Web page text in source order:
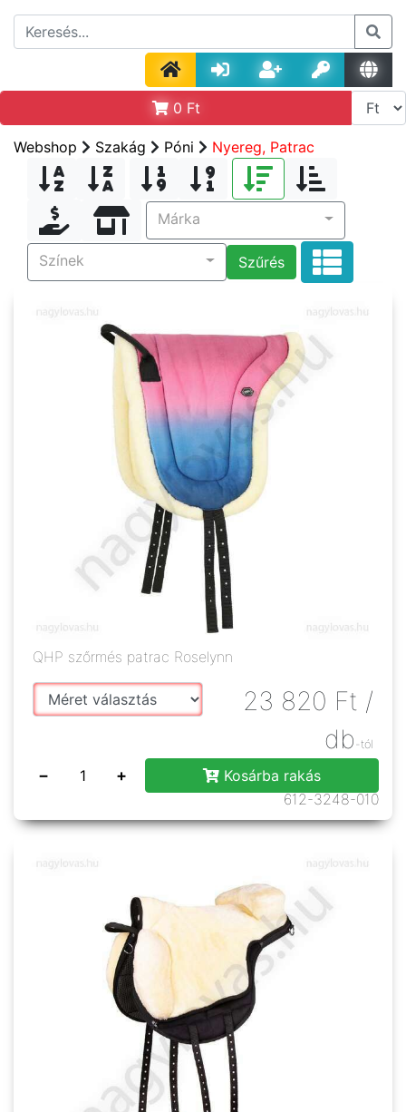
0 Ft
Webshop Szakág Póni Nyereg, Patrac
Márka
Színek Szűrés
QHP szőrmés patrac Roselynn
23 820 Ft /
db -tól
− +
Kosárba rakás
612-3248-010